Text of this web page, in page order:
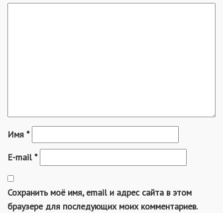
Имя *
E-mail*
Сохранить моё имя, email и адрес сайта в этом
браузере для последующих моих комментариев.